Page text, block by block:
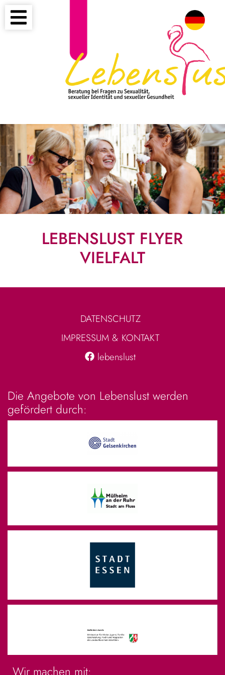
LEBENSLUST FLYER
VIELFALT
DATENSCHUTZ
IMPRESSUM & KONTAKT
lebenslust
Die Angebote von Lebenslust werden
gefördert durch:
Wir machen mit: